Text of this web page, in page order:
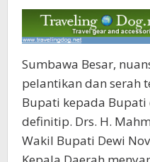
Sumbawa Besar,
pelantikan dan serah
Bupati kepada
definitip. Drs. H.
Wakil Bupati Dewi